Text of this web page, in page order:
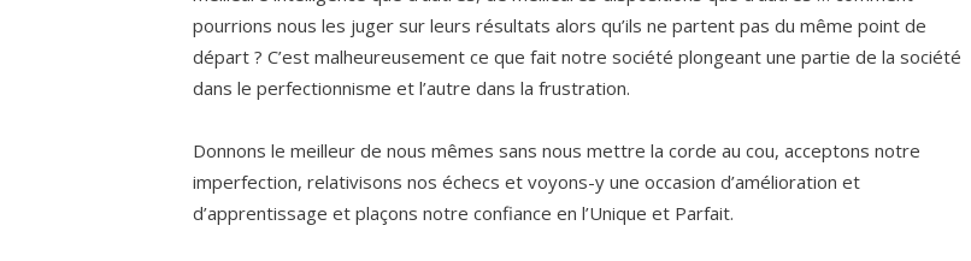
pourrions nous les juger sur leurs résultats alors qu’ils ne partent pas du même point de
départ ? C’est malheureusement ce que fait notre société plongeant une partie de la société
dans le perfectionnisme et l’autre dans la frustration.
Donnons le meilleur de nous mêmes sans nous mettre la corde au cou, acceptons notre
imperfection, relativisons nos échecs et voyons-y une occasion d’amélioration et
d’apprentissage et plaçons notre confiance en l’Unique et Parfait.